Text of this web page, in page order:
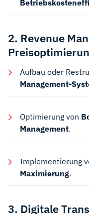
2. Revenue
Aufbau oder
Management-
Optimierung von
Management.
Implementierung
Maximierung.
3. Digitale